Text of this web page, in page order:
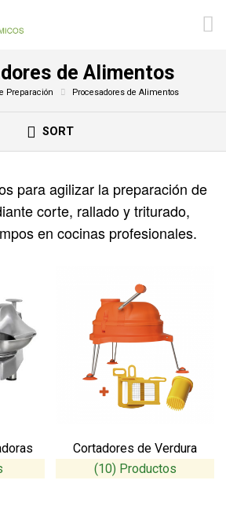
de Alimentos
Preparación Procesadores de Alimentos
SORT
para agilizar la preparación de
corte, rallado y triturado,
en cocinas profesionales.
Cortadores de Verdura
(10)